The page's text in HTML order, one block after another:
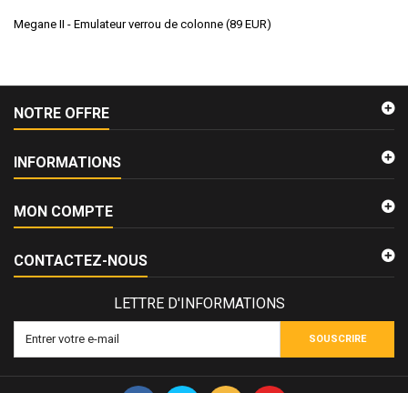
Megane II - Emulateur verrou de colonne (89 EUR)
NOTRE OFFRE
INFORMATIONS
MON COMPTE
CONTACTEZ-NOUS
LETTRE D'INFORMATIONS
SOUSCRIRE